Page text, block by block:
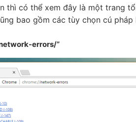
thì có thể xem đây là một trang
bao gồm các tùy chọn cú
errors/”